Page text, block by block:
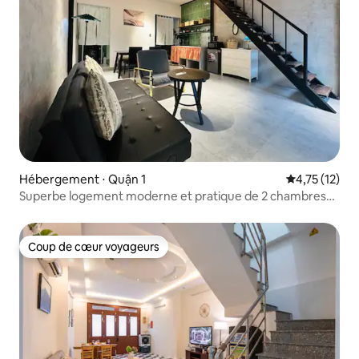
Hébergement ⋅ Quận 1 Évaluation
4,75 (12)
Superbe logement moderne et pratique de 2 chambres
Coup de cœur voyageurs
Coup de cœur voyageurs